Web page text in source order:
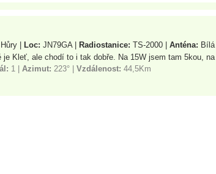
Hůry | Loc: JN79GA | Radiostanice: TS-2000 | Anténa:
je Kleť, ale chodí to i tak dobře. Na 15W jsem tam 5kou,
1 Azimut: 223° | Vzdálenost: 44,5Km